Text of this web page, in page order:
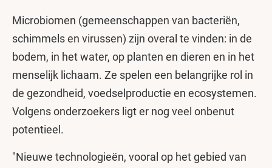
Microbiomen (gemeenschappen van bacteriën,
schimmels en virussen) zijn overal te vinden: in de
bodem, in het water, op planten en dieren en in het
menselijk lichaam. Ze spelen een belangrijke rol in
de gezondheid, voedselproductie en ecosystemen.
Volgens onderzoekers ligt er nog veel onbenut
potentieel.
"Nieuwe technologieën, vooral op het gebied van